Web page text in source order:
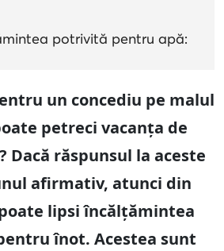
potrivită pentru apă:
un concediu pe malul
petreci vacanța de
Dacă răspunsul la aceste
afirmativ, atunci din
lipsi încălțămintea
înot. Acestea sunt